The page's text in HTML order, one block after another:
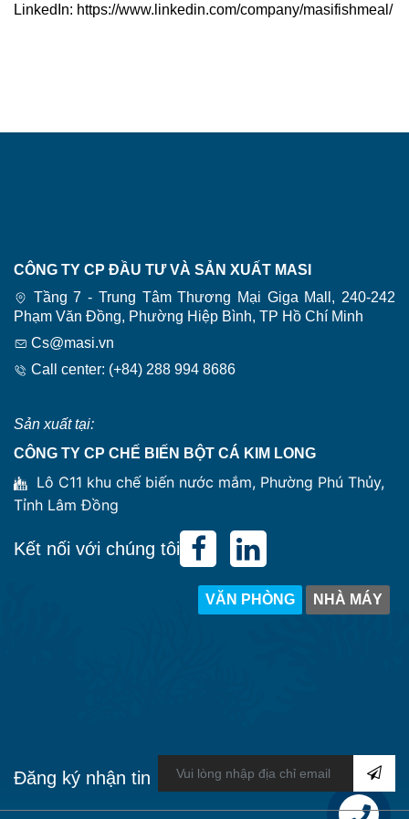
LinkedIn: https://www.linkedin.com/company/masifishmeal/
CÔNG TY CP ĐẦU TƯ VÀ SẢN XUẤT MASI
Tầng 7 - Trung Tâm Thương Mại Giga Mall, 240-242
Phạm Văn Đồng, Phường Hiệp Bình, TP Hồ Chí Minh
Cs@masi.vn
Call center: (+84) 288 994 8686
Sản xuất tại:
CÔNG TY CP CHẾ BIẾN BỘT CÁ KIM LONG
Lô C11 khu chế biến nước mắm, Phường Phú Thủy,
Tỉnh Lâm Đồng
Kết nối với chúng tôi
VĂN PHÒNG NHÀ MÁY
Đăng ký nhận tin